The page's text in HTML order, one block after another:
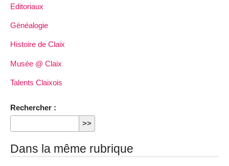
Editoriaux
Généalogie
Histoire de Claix
Musée @ Claix
Talents Claixois
Rechercher :
Dans la même rubrique